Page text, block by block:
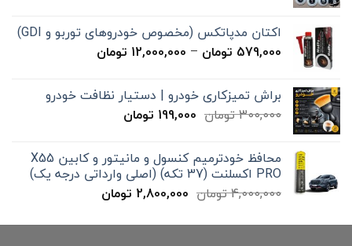
تا
20,000 تومان
اکتان مدپاتکس (مخصوص خودروهای توربو و GDI)
579,000 تومان –
12,000,000 تومان
تا
براش تمیزکاری خودرو | دستیار نظافت خودرو
300,000تومان قیمت
بود.
199,000 تومانقیمت
199,000 تومان
است. محافظ خودترمیم کنسول و مانیتور و کابین X55
PRO اکسلنت (37 تکه) (اصلی وارداتی درجه یک)
4,000,000تومان قیمت
4,000,000 تومان
2,800,000 تومانقیمت
2,800,000 تومان